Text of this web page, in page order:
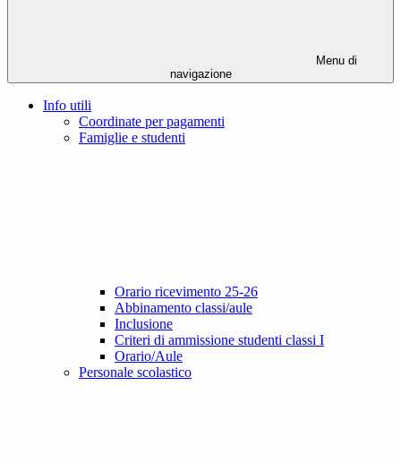
Menu di
navigazione
Info utili
Coordinate per pagamenti
Famiglie e studenti
Orario ricevimento 25-26
Abbinamento classi/aule
Inclusione
Criteri di ammissione studenti classi I
Orario/Aule
Personale scolastico